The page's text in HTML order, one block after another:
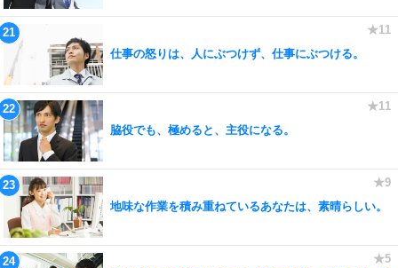
仕事の怒りは、人にぶつけず、仕事にぶつける。
脇役でも、極めると、主役になる。
地味な作業を積み重ねているあなたは、素晴らしい。